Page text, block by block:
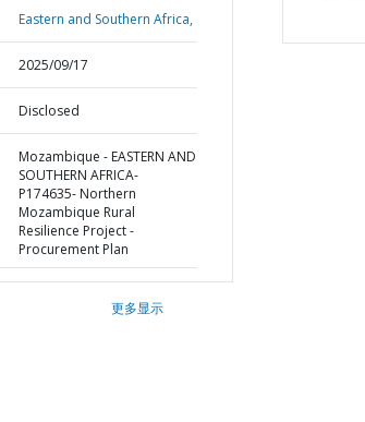
Eastern and Southern Africa,
2025/09/17
Disclosed
Mozambique - EASTERN AND
SOUTHERN AFRICA-
P174635- Northern
Mozambique Rural
Resilience Project -
Procurement Plan
更多显示